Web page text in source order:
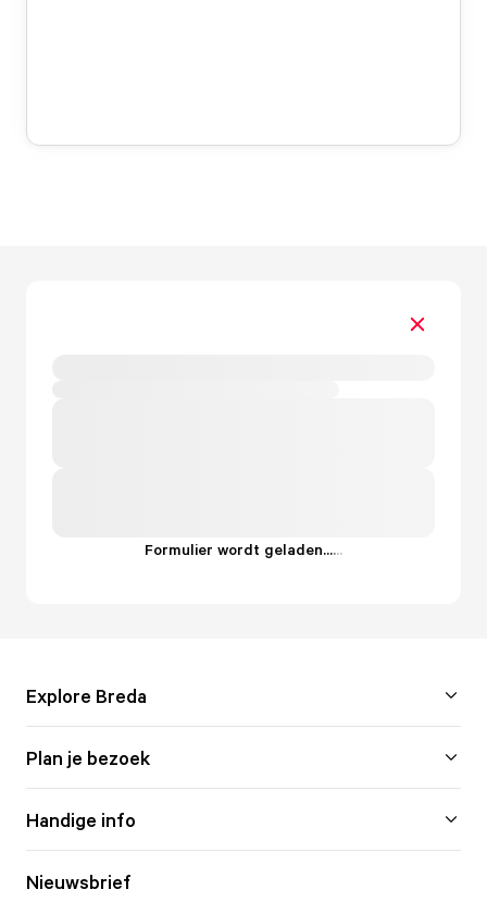
Formulier wordt geladen......
Explore Breda
Plan je bezoek
Handige info
Nieuwsbrief